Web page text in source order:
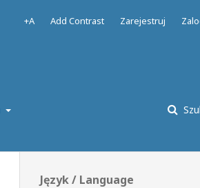
+A Add Contrast Zarejestruj
Język / Language